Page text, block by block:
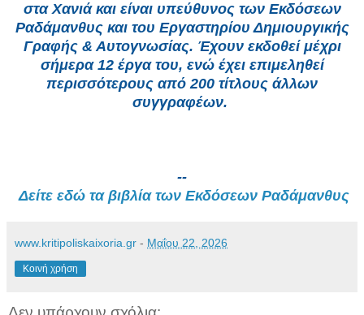
στα Χανιά και είναι υπεύθυνος των Εκδόσεων
Ραδάμανθυς και του Εργαστηρίου Δημιουργικής
Γραφής & Αυτογνωσίας. Έχουν εκδοθεί μέχρι
σήμερα 12 έργα του, ενώ έχει επιμεληθεί
περισσότερους από 200 τίτλους άλλων
συγγραφέων.
--
Δείτε εδώ τα βιβλία των Εκδόσεων Ραδάμανθυς
www.kritipoliskaixoria.gr - Μαΐου 22, 2026
Κοινή χρήση